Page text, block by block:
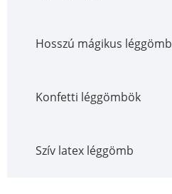
Hosszú mágikus léggömb
Konfetti léggömbök
Szív latex léggömb